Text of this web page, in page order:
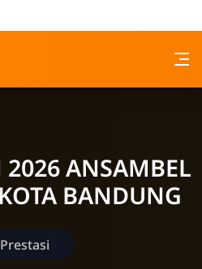
Bandung
2026 ANSAMBEL
BANDUNG